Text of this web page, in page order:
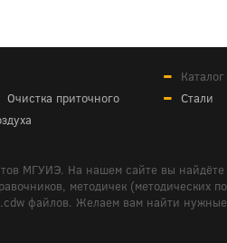
Очистка приточного
Стали
МГУИЭ. На нашем сайте вы
методичек (методических
файлов. Желаем вам найти